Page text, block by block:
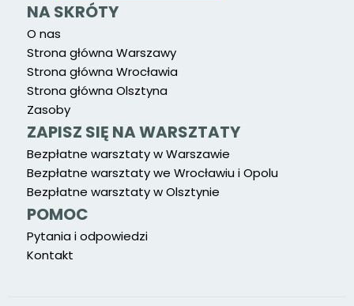
NA SKRÓTY
O nas
Strona główna Warszawy
Strona główna Wrocławia
Strona główna Olsztyna
Zasoby
ZAPISZ SIĘ NA WARSZTATY
Bezpłatne warsztaty w Warszawie
Bezpłatne warsztaty we Wrocławiu i Opolu
Bezpłatne warsztaty w Olsztynie
POMOC
Pytania i odpowiedzi
Kontakt